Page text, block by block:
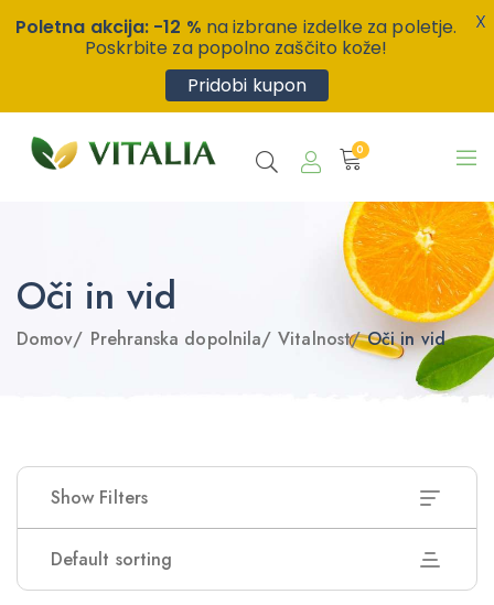
0
Oči in vid
Domov/ Prehranska dopolnila/ Vitalnost/ Oči in vid
Show Filters
Default sorting
Poletna akcija: -12 % na izbrane izdelke za poletje.
Poskrbite za popolno zaščito kože!
Pridobi kupon
X